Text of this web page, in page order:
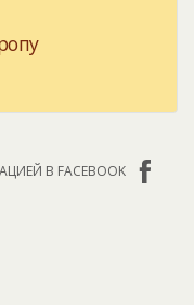
В FACEBOOK